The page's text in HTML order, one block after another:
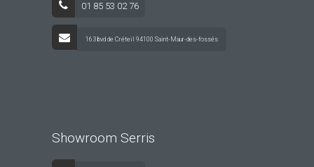
01 85 53 02 76
163 bvd de Créteil 94100 Saint-Maur-des-fossés
Showroom Serris